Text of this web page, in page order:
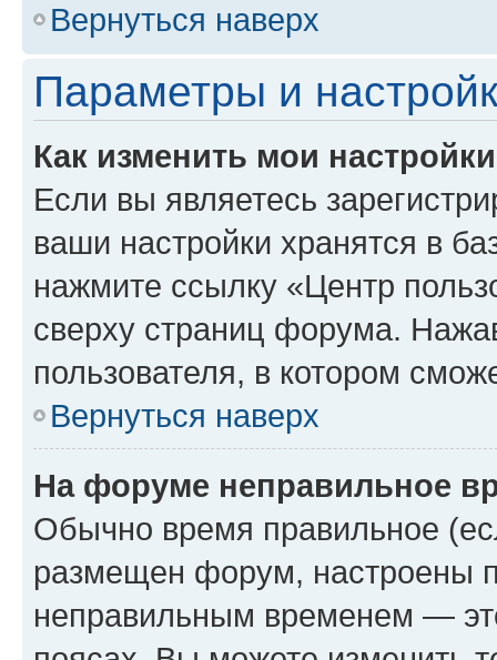
Вернуться наверх
Параметры и
Как изменить мои
Если вы являетесь
ваши настройки хранятся в
нажмите ссылку «Центр
сверху страниц форума.
пользователя, в котором
Вернуться наверх
На форуме неправильное
Обычно время правильное
размещен форум, настроены
неправильным временем —